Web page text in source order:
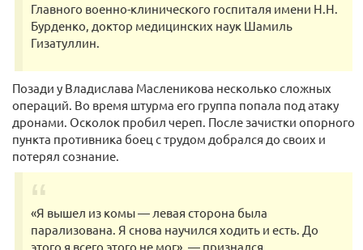
Главного военно-клинического госпиталя имени Н.Н.
Бурденко, доктор медицинских наук Шамиль
Гизатуллин.
Позади у Владислава Масленикова несколько сложных
операций. Во время штурма его группа попала под атаку
дронами. Осколок пробил череп. После зачистки опорного
пункта противника боец с трудом добрался до своих и
потерял сознание.
«Я вышел из комы — левая сторона была
парализована. Я снова научился ходить и есть. До
этого я всего этого не мог», — признался